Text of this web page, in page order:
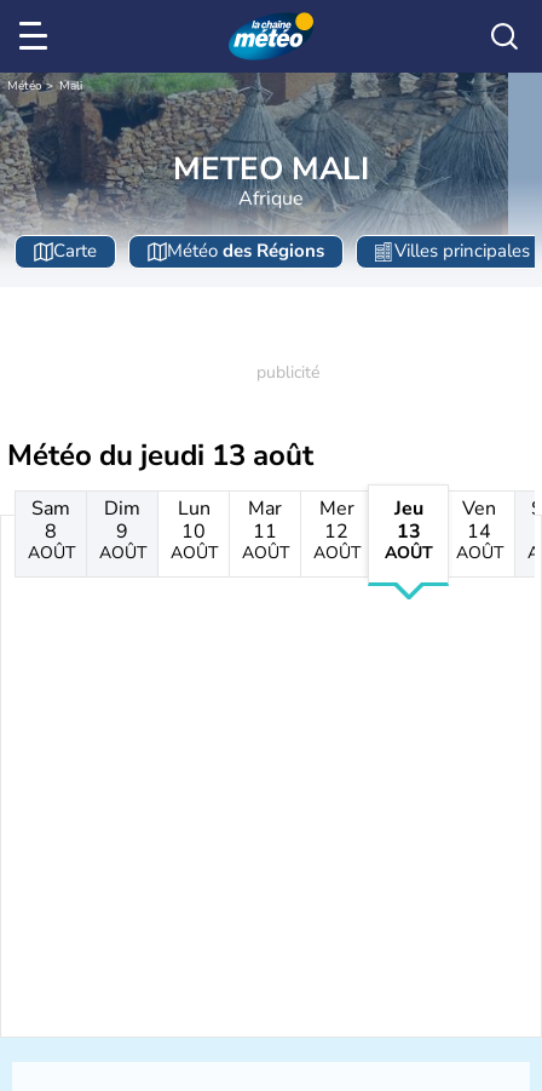
Météo Mali
METEO MALI
Afrique
Carte Météo des Régions Villes principales
Météo du jeudi 13 août
Sam
8
AOÛT
Dim
9
AOÛT
Lun
10
AOÛT
Mar
11
AOÛT
Mer
12
AOÛT
Jeu
13
AOÛT
Ven
14
AOÛT